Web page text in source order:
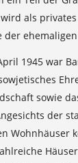
als
der
1945 war
sowie
der
Wohnhäuser